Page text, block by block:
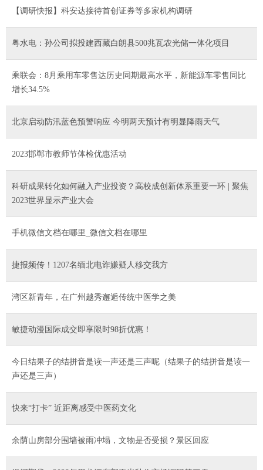
【调研快报】科安达接待首创证券等多家机构调研
粤水电：孙公司拟投建西藏白朗县500兆瓦农光储一体化项目
乘联会：8月乘用车零售达历史同期最高水平，新能源车零售同比
增长34.5%
北京启动防汛蓝色预警响应 今明两天预计有明显降雨天气
2023邯郸市教师节体检优惠活动
科研成果转化如何融入产业投资？高校成创新体系重要一环 | 聚焦
2023世界显示产业大会
手机微信文档在哪里_微信文档在哪里
捷报频传！1207名缅北电诈嫌疑人移交我方
湾区新青年，在广州越秀邂逅传统中医学之美
敏捷动漫国际成交即享限时98折优惠！
今日结果子的结拼音是读一声还是三声呢（结果子的结拼音是读一
声还是三声）
快来“打卡” 近距离感受中医药文化
余荫山房部分围墙被雨冲塌，文物是否受损？景区回应